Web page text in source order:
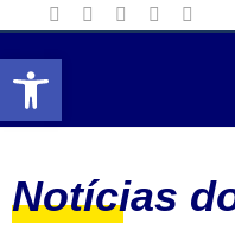
Abrir a
Notícias